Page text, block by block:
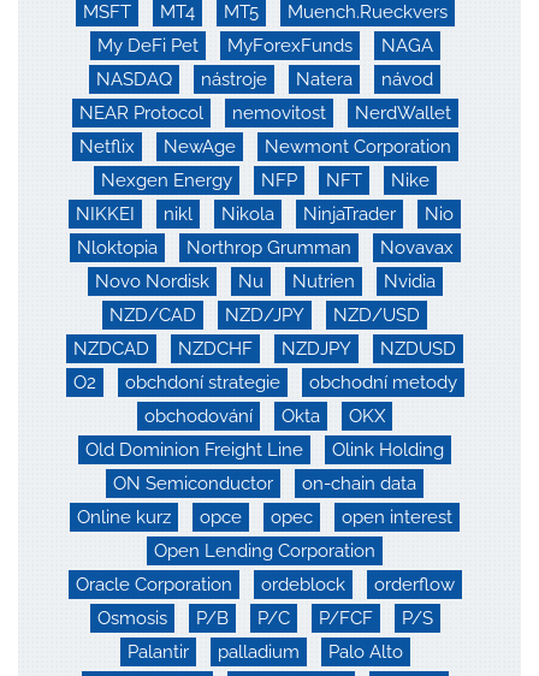
MSFT
MT4 MT5
Muench.Rueckvers
My DeFi Pet
MyForexFunds
NAGA
NASDAQ
nástroje Natera
návod
NEAR Protocol
nemovitost
NerdWallet
Netflix
NewAge
Newmont Corporation
Nexgen Energy
NFP NFT
Nike
NIKKEI
nikl Nikola NinjaTrader
Nio
Nloktopia
Northrop Grumman
Novavax
Novo Nordisk
Nu Nutrien
Nvidia
NZD/CAD
NZD/JPY
NZD/USD
NZDCAD
NZDCHF NZDJPY
NZDUSD
O2
obchdoní strategie
obchodní metody
obchodování
Okta
OKX
Old Dominion Freight Line
Olink Holding
ON Semiconductor
on-chain data
Online kurz
opce opec
open interest
Open Lending Corporation
Oracle Corporation
ordeblock
orderflow
Osmosis
P/B P/C P/FCF
P/S
Palantir
palladium
Palo Alto